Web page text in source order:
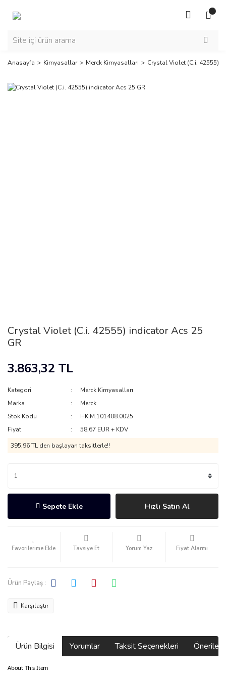
Anasayfa Kimyasallar Merck Kimyasalları Crystal Violet (C.i. 42555)
Crystal Violet (C.i. 42555) indicator Acs 25
GR
3.863,32 TL
Kategori
Merck Kimyasalları
Marka
Merck
Stok Kodu
HK.M.101408.0025
Fiyat
58,67 EUR + KDV
395,96 TL den başlayan taksitlerle!!
Sepete Ekle Hızlı Satın Al
Tavsiye Et Yorum Yaz Fiyat Alarmı
Ürün Paylaş :
Karşılaştır
Ürün Bilgisi Yorumlar Taksit Seçenekleri
About This Item